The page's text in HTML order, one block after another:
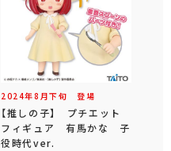
2024年8 月下旬 登場
【推しの子】 プチエット
フィギュア 有馬かな 子
役時代ver.